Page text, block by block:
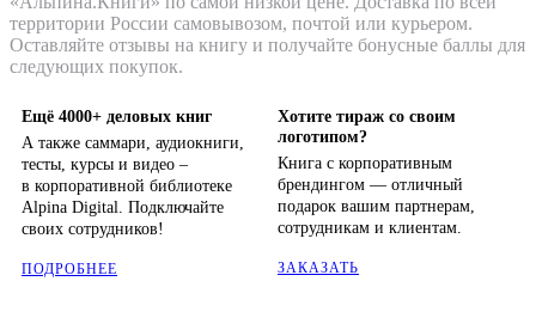
территории России самовывозом, почтой или курьером.
Оставляйте отзывы на книгу и получайте бонусные баллы для
следующих покупок.
Ещё 4000+ деловых книг
А также саммари, аудиокниги,
тесты, курсы и видео –
в корпоративной библиотеке
Alpina Digital. Подключайте
своих сотрудников!
ПОДРОБНЕЕ
Хотите тираж со своим
логотипом?
Книга с корпоративным
брендингом — отличный
подарок вашим партнерам,
сотрудникам и клиентам.
ЗАКАЗАТЬ